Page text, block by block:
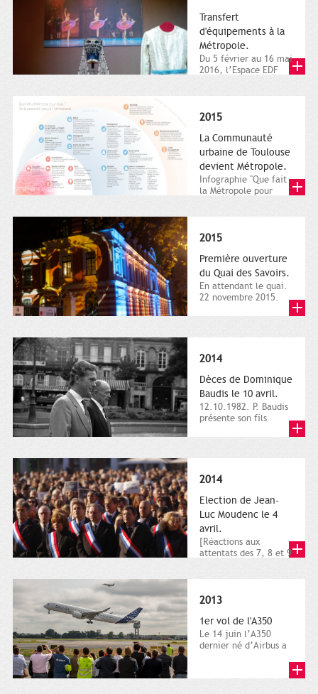
Transfert
d'équipements à la
Métropole.
Du 5 février au 16 mai
2016, l’Espace EDF
2015
La Communauté
urbaine de Toulouse
devient Métropole.
Infographie "Que fait
la Métropole pour
2015
Première ouverture
du Quai des Savoirs.
En attendant le quai.
22 novembre 2015.
2014
Dèces de Dominique
Baudis le 10 avril.
12.10.1982. P. Baudis
présente son fils
2014
Election de Jean-
Luc Moudenc le 4
avril.
[Réactions aux
attentats des 7, 8 et 9
2013
1er vol de l'A350
Le 14 juin l’A350
dernier né d’Airbus a